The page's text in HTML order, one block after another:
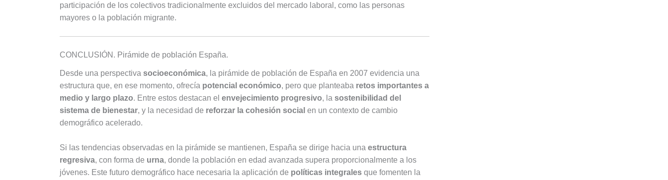
participación de los colectivos tradicionalmente excluidos del mercado laboral, como las personas
mayores o la población migrante.
CONCLUSIÓN. Pirámide de población España.
Desde una perspectiva socioeconómica, la pirámide de población de España en 2007 evidencia una
estructura que, en ese momento, ofrecía potencial económico, pero que planteaba retos importantes a
medio y largo plazo. Entre estos destacan el envejecimiento progresivo, la sostenibilidad del
sistema de bienestar, y la necesidad de reforzar la cohesión social en un contexto de cambio
demográfico acelerado.
Si las tendencias observadas en la pirámide se mantienen, España se dirige hacia una estructura
regresiva, con forma de urna, donde la población en edad avanzada supera proporcionalmente a los
jóvenes. Este futuro demográfico hace necesaria la aplicación de políticas integrales que fomenten la